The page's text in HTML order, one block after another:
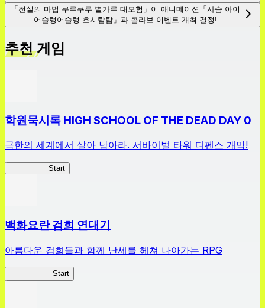
「전설의 마법 쿠루쿠루 별가루 대모험」이 애니메이션「사슴 아이
어슬렁어슬렁 호시탐탐」과 콜라보 이벤트 개최 결정!
추천 게임
학원묵시록 HIGH SCHOOL OF THE DEAD DAY 0
극한의 세계에서 살아 남아라. 서바이벌 타워 디펜스 개막!
Start
백화요란 검희 연대기
아름다운 검희들과 함께 난세를 헤쳐 나아가는 RPG
Start